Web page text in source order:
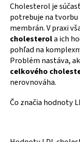
Cholesterol je
potrebuje na tvorbu
membrán. V praxi
cholesterola ich
pohľad na
Problém nastáva,
celkového
nerovnováha.
Čo značia hodnoty